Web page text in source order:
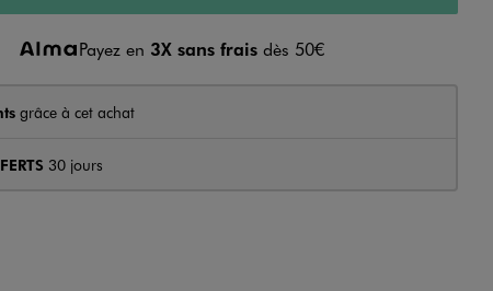
Payez en 3X sans fraisdès 50€
grâce à cet achat
30 jours